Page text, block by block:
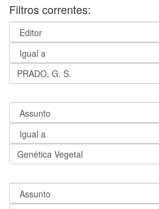
Filtros correntes: